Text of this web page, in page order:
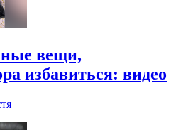
вещи,
избавиться: видео